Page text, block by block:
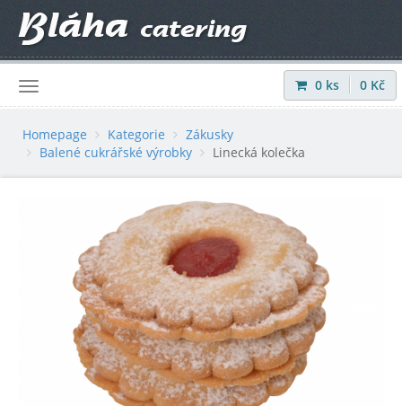
Přihlásit |Registrovat
0 ks 0 Kč
Homepage Kategorie
Zákusky
Balené cukrářské výrobky
Linecká kolečka